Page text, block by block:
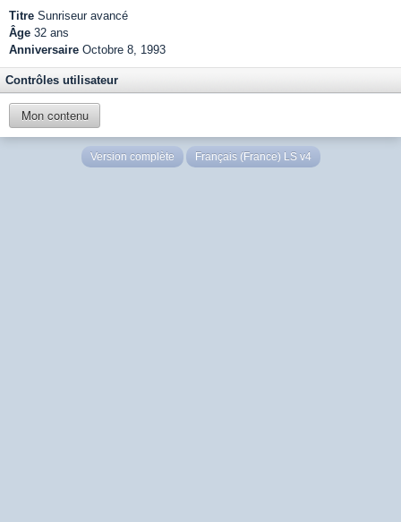
Titre Sunriseur avancé
Âge 32 ans
Anniversaire Octobre 8, 1993
Contrôles utilisateur
Mon contenu
Version complète Français (France) LS v4